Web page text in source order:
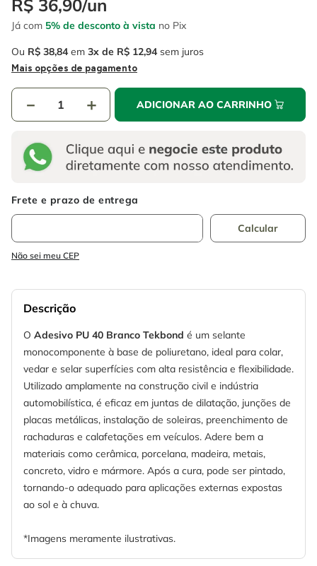
R$ 36,90/un
Já com 5% de desconto à vista no Pix
Ou R$ 38,84em 3 R$ 12,94sem juros
Mais opções de pagamento
＋
－ ADICIONAR AO CARRINHO
Não sei meu CEP
Descrição
O Adesivo PU 40 Branco Tekbond é um selante
monocomponente à base de poliuretano, ideal para colar,
vedar e selar superfícies com alta resistência e flexibilidade.
Utilizado amplamente na construção civil e indústria
automobilística, é eficaz em juntas de dilatação, junções de
placas metálicas, instalação de soleiras, preenchimento de
rachaduras e calafetações em veículos. Adere bem a
materiais como cerâmica, porcelana, madeira, metais,
concreto, vidro e mármore. Após a cura, pode ser pintado,
tornando-o adequado para aplicações externas expostas
ao sol e à chuva.
*Imagens meramente ilustrativas.
6 º fio
disco corte
9º cabo flexivel
escada
º serra circular
º fio
º chave impacto
cabo flexivel
serra copo